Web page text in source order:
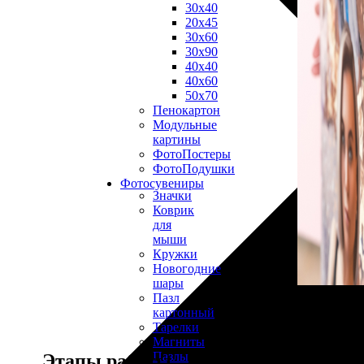
30х40
20х45
30х60
30х90
40х40
40х60
50х70
Пенокартон
Модульные
картины
ФотоПостеры
ФотоПодушки
Фотоcувениры
Значки
Коврик
для
мыши
Кружки
Новогодние
шары
Пазл
картонный
Тарелки
Магниты
Пазлы